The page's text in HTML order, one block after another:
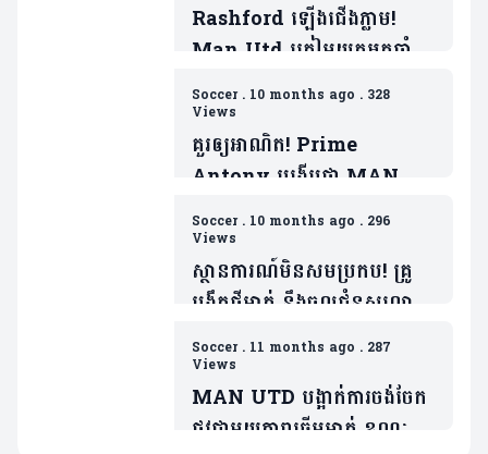
Rashford ឡើងជើងភ្លាម!
Man Utd ត្រៀមយកអ្នកចាំទី
ដ៏ឆ្នើមម្នាក់របស់ Barca ជា
ថ្នូរទិញលក់ផ្ដាច់កុងត្រា
Soccer. 10 months ago . 328
Views
គួរឲ្យអាណិត! Prime
Antony បង្ហើបថា MAN
UTD ធ្វើរឿងមួយដាក់ ដែលជា
ទង្វើមិនផ្តល់តម្លៃឲ្យខ្លួន
Soccer. 10 months ago . 296
Views
ស្ថានការណ៍មិនសមប្រកប! គ្រូ
បង្វឹកថ្មីម្នាក់ នឹងចូលជំនួសលោក
Amorim ប្រសិនក្លឹបមិនធ្វើរឿង
មួយនេះ
Soccer. 11 months ago . 287
Views
MAN UTD បង្អាក់ការចង់ចែក
ផ្លូវជាមួយតារាឆ្នើមម្នាក់ ខណៈត្រូវ